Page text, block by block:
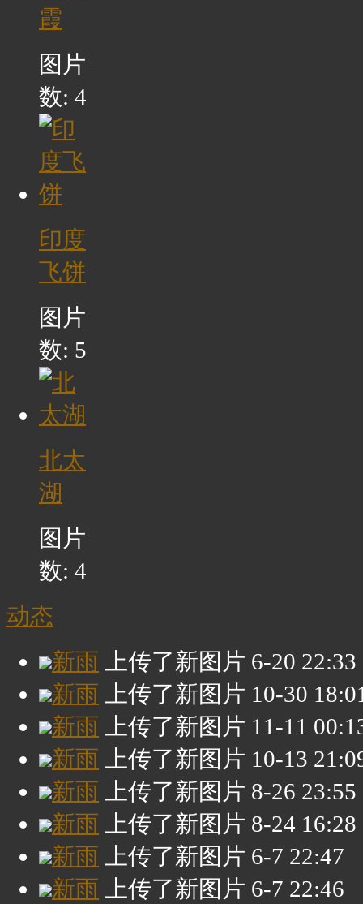
霞
图片
数: 4
印度
飞饼
图片
数: 5
北太
湖
图片
数: 4
动态
新雨 上传了新图片 6-20 22:33
新雨 上传了新图片 10-30
新雨 上传了新图片 11-11
新雨 上传了新图片 10-13
新雨 上传了新图片 8-26 23:55
新雨 上传了新图片 8-24 16:28
新雨 上传了新图片 6-7 22:47
新雨 上传了新图片 6-7 22:46